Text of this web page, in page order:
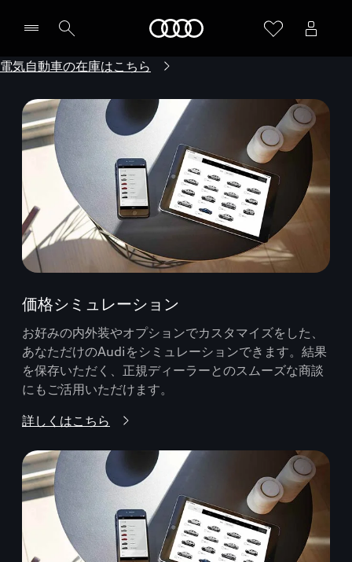
電気自動車の在庫はこちら
価格シミュレーション
お好みの内外装やオプションでカスタマイズをした、
あなただけのAudiをシミュレーションできます。結果
を保存いただく、正規ディーラーとのスムーズな商談
にもご活用いただけます。
詳しくはこちら